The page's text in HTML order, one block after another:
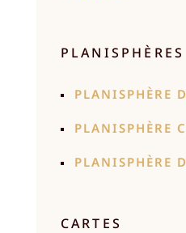
PLANISPHÈRES
PLANISPHÈRE
PLANISPHÈRE
PLANISPHÈRE
CARTES